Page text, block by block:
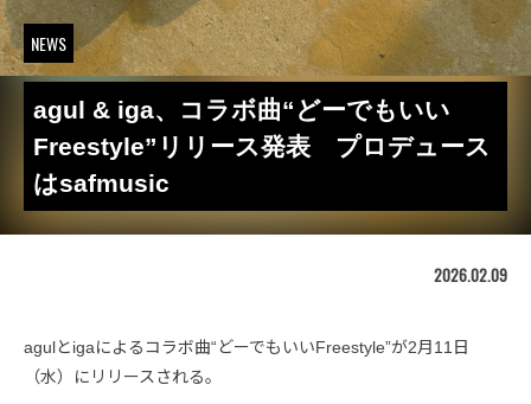
NEWS
agul & iga、コラボ曲“どーでもいい
Freestyle”リリース発表 プロデュース
はsafmusic
2026.02.09
agulとigaによるコラボ曲“どーでもいいFreestyle”が2月11日
（水）にリリースされる。